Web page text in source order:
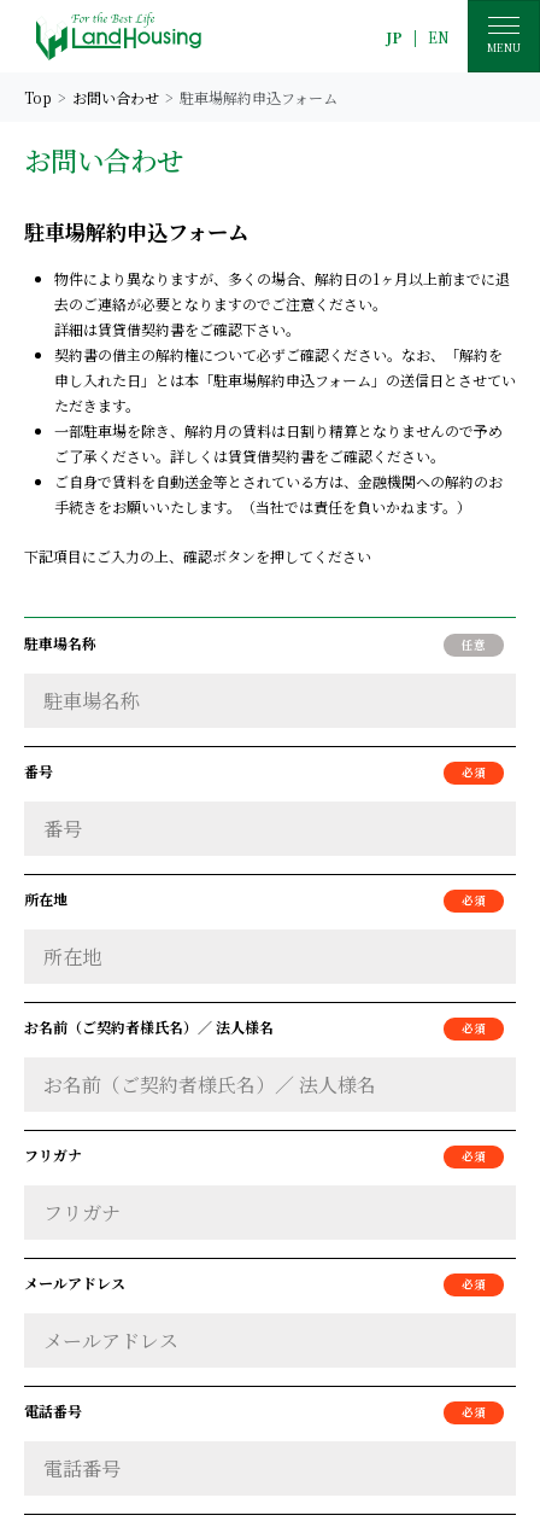
JP | EN
MENU
Top お問い合わせ 駐車場解約申込フォーム
お問い合わせ
駐車場解約申込フォーム
物件により異なりますが、多くの場合、解約日の1ヶ月以上前までに退
去のご連絡が必要となりますのでご注意ください。
詳細は賃貸借契約書をご確認下さい。
契約書の借主の解約権について必ずご確認ください。なお、「解約を
申し入れた日」とは本「駐車場解約申込フォーム」の送信日とさせてい
ただきます。
一部駐車場を除き、解約月の賃料は日割り精算となりませんので予め
ご了承ください。詳しくは賃貸借契約書をご確認ください。
ご自身で賃料を自動送金等とされている方は、金融機関への解約のお
手続きをお願いいたします。（当社では責任を負いかねます。）
下記項目にご入力の上、確認ボタンを押してください
駐車場名称
番号
所在地
お名前（ご契約者様氏名）／法人様名
フリガナ
メールアドレス
電話番号